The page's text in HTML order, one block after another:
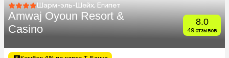
Шарм-эль-Шейх, Египет
Amwaj Oyoun Resort &
Casino
8.0
49 отзывов